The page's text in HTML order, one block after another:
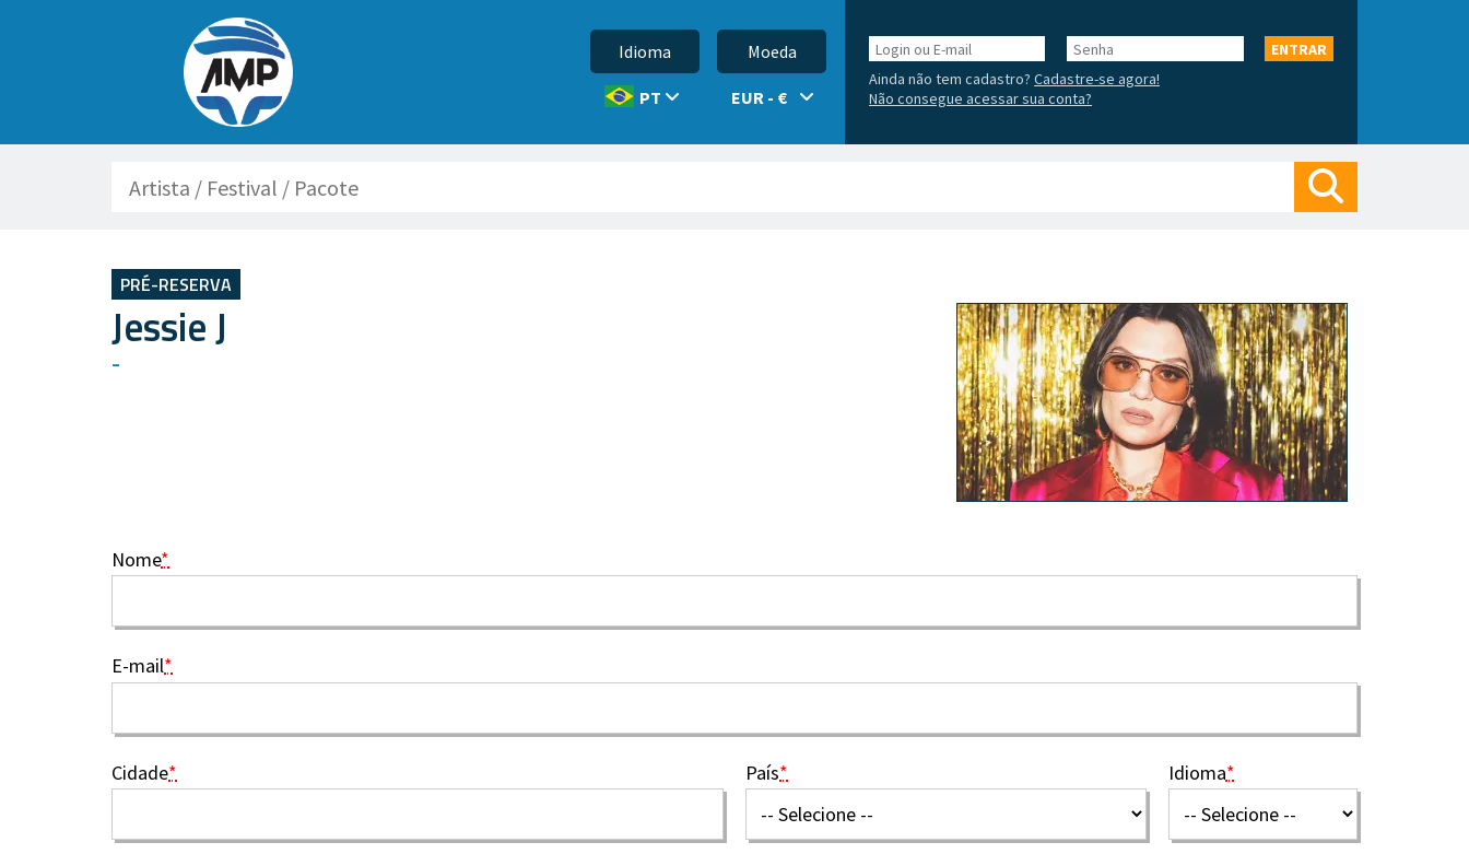
Idioma
PT
Moeda
EUR - €
Login
ou
E-
mail
Senha
ENTRAR
Ainda não tem cadastro?Cadastre-se agora!
Não consegue acessar sua conta?
PRÉ-RESERVA
Jessie J
-
Nome*
E-mail*
Cidade* País* Idioma*